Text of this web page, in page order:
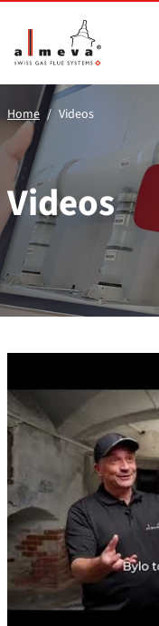
Home Videos
Videos